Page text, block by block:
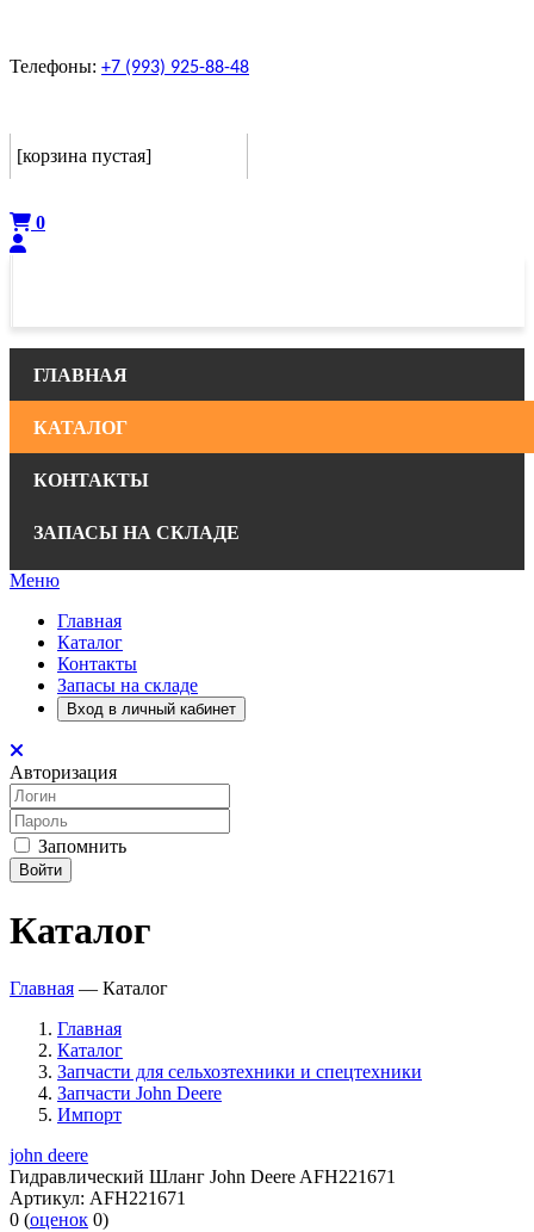
Телефоны: +7 (993) 925-88-48
[корзина пустая]
0
ГЛАВНАЯ
КАТАЛОГ
КОНТАКТЫ
ЗАПАСЫ НА СКЛАДЕ
Меню
Главная
Каталог
Контакты
Запасы на складе
Вход в личный кабинет
Авторизация
Запомнить
Войти
Каталог
Главная — Каталог
Главная
Каталог
Запчасти для сельхозтехники и спецтехники
Запчасти John Deere
Импорт
john deere
Гидравлический Шланг John Deere AFH221671
Артикул: AFH221671
0 (оценок 0)